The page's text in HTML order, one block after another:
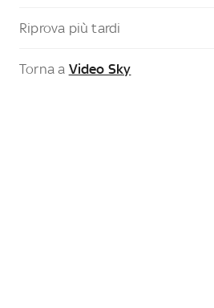
Riprova più tardi
Torna a Video Sky